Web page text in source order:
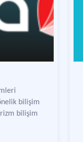
bilişim
bilişim